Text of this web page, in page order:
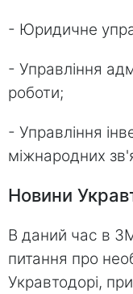
- Юридичне
- Управління
роботи;
- Управління
міжнародних
Новини
В даний час в
питання про
Укравтодорі,